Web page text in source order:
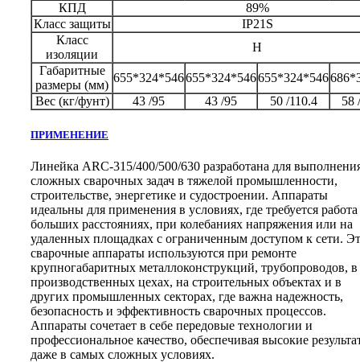
КПД
89%
Класс защиты
IP21S
Класс
изоляции
H
Габаритные
размеры (мм)
655*324*546655*324*546655*324*546
Вес (кг/фунт)
43 /95 43 /95 50 /110.4 58
ПРИМЕНЕНИЕ
Линейка ARC-315/400/500/630 разработана для
сложных сварочных задач в тяжелой промышленности,
строительстве, энергетике и судостроении. Аппараты
идеальны для применения в условиях, где требуется
больших расстояниях, при колебаниях напряжения или на
удаленных площадках с ограниченным доступом к сети.
сварочные аппараты используются при ремонте
крупногабаритных металлоконструкций, трубопроводов, в
производственных цехах, на строительных объектах и в
других промышленных секторах, где важна надежность,
безопасность и эффективность сварочных процессов.
Аппараты сочетает в себе передовые технологии и
профессиональное качество, обеспечивая высокие
даже в самых сложных условиях.